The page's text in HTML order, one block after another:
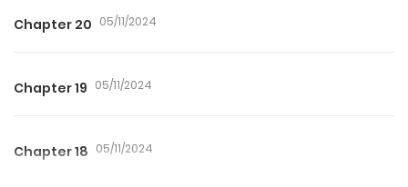
Chapter 20 05/11/2024
Chapter 19 05/11/2024
Chapter 18 05/11/2024